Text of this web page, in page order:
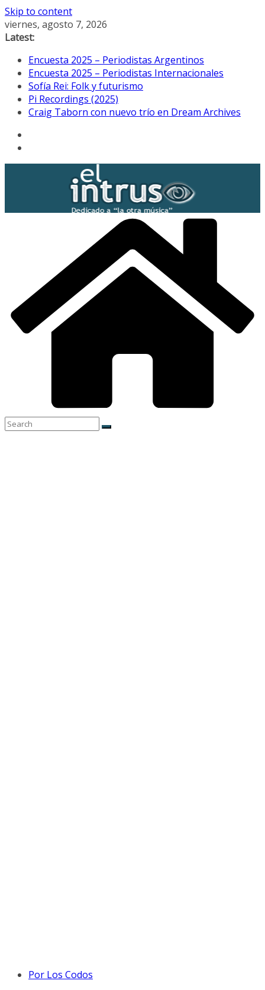
Skip to content
viernes, agosto 7, 2026
Latest:
Encuesta 2025 – Periodistas Argentinos
Encuesta 2025 – Periodistas Internacionales
Sofía Rei: Folk y futurismo
Pi Recordings (2025)
Craig Taborn con nuevo trío en Dream Archives
Por Los Codos